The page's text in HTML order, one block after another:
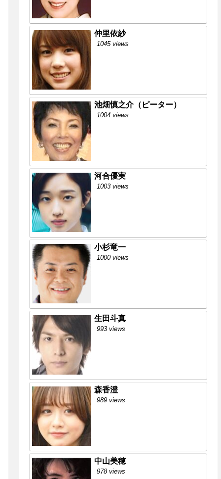
仲里依紗
1045 views
池畑慎之介（ピーター）
1004 views
河合優実
1003 views
小杉竜一
1000 views
生田斗真
993 views
森香澄
989 views
中山美穂
978 views